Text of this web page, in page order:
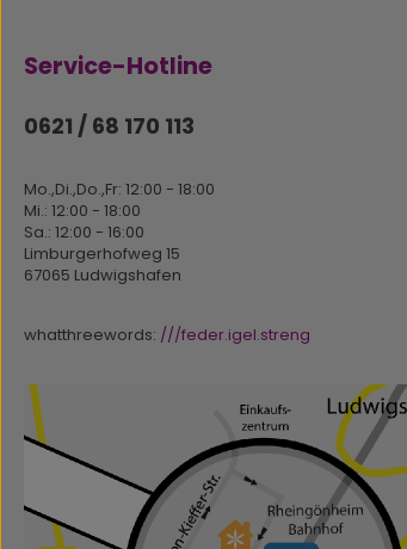
Service-Hotline
0621 / 68 170 113
Mo.,Di.,Do.,Fr: 12:00 - 18:00
Mi.: 12:00 - 18:00
Sa.: 12:00 - 16:00
Limburgerhofweg 15
67065 Ludwigshafen
whatthreewords: ///feder.igel.streng